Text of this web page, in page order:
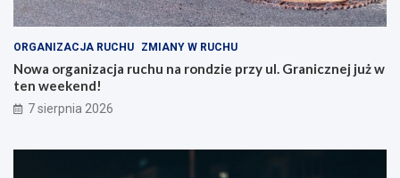
ORGANIZACJA RUCHU ZMIANY W RUCHU
Nowa organizacja ruchu na rondzie przy ul. Granicznej już w
ten weekend!
7 sierpnia 2026